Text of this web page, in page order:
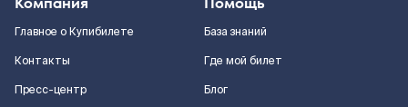
Главное о Купибилете
Контакты
Пресс-центр
База знаний
Где мой билет
Блог